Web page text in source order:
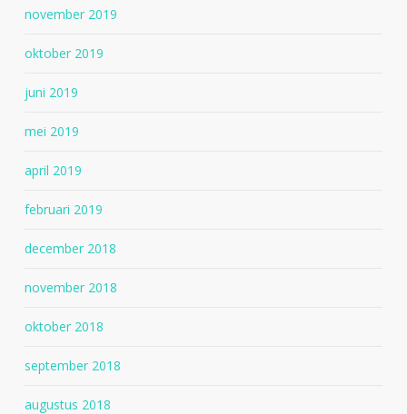
november 2019
oktober 2019
juni 2019
mei 2019
april 2019
februari 2019
december 2018
november 2018
oktober 2018
september 2018
augustus 2018